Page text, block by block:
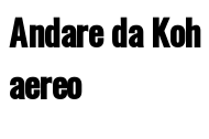
Andare da
aereo